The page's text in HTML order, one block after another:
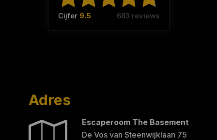
Cijfer 9.5 683 reviews
Adres
Escaperoom The Basement
De Vos van Steenwijklaan 75